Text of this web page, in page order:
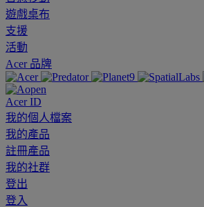
遊戲桌布
支援
活動
Acer 品牌
Acer ID
我的個人檔案
我的產品
註冊產品
我的社群
登出
登入